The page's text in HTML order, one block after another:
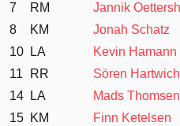
7
RM Jannik
8
KM Jonah Schatz
10
LA Kevin Hamann
11
RR Sören Hartwich
14
LA Mads Thomsen
15 KM Finn Ketelsen